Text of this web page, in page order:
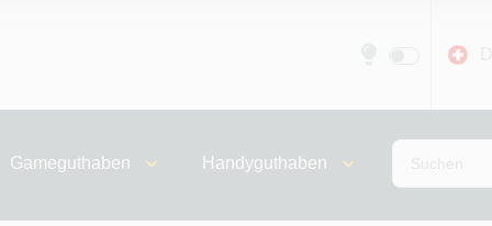
Gameguthaben Handyguthaben